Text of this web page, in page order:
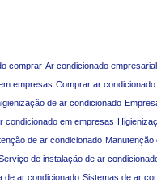
comprar Ar condicionado
empresas Comprar ar
de ar condicionado
condicionado em empresas
de ar condicionado Manutenção
de instalação de ar
de ar condicionado Sistemas de ar